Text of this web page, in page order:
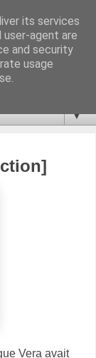
Cosmologie.
5768
▼
Vera avait
its services
user-agent are
and security
usage